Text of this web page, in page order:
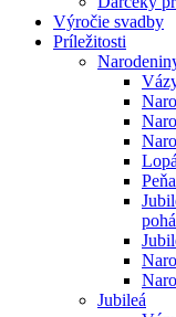
Výročie svadby
Príležitosti
Jubileá